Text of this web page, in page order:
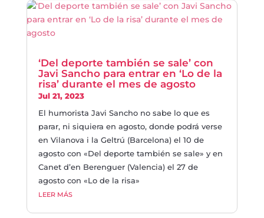
‘Del deporte también se sale’ con
Javi Sancho para entrar en ‘Lo de la
risa’ durante el mes de agosto
Jul 21, 2023
El humorista Javi Sancho no sabe lo que es
parar, ni siquiera en agosto, donde podrá verse
en Vilanova i la Geltrú (Barcelona) el 10 de
agosto con «Del deporte también se sale» y en
Canet d’en Berenguer (Valencia) el 27 de
agosto con «Lo de la risa»
LEER MÁS